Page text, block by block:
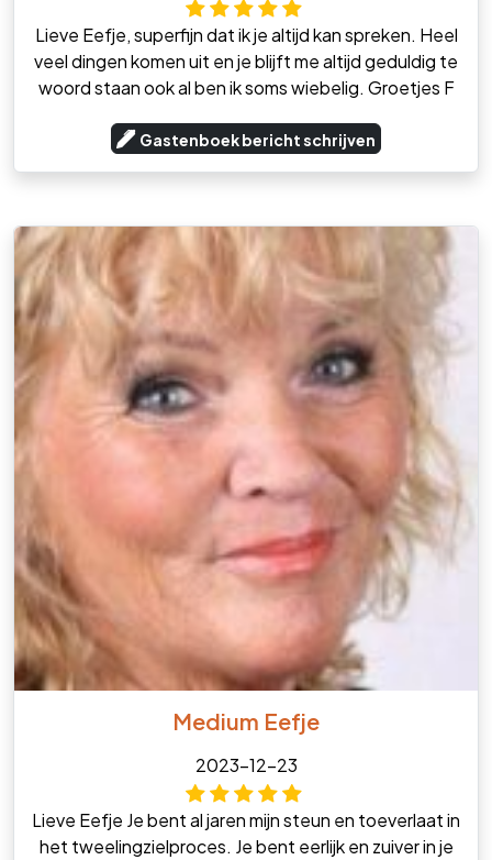
Lieve Eefje, superfijn dat ik je altijd kan spreken. Heel
veel dingen komen uit en je blijft me altijd geduldig te
woord staan ook al ben ik soms wiebelig. Groetjes F
Gastenboek bericht schrijven
Medium Eefje
2023-12-23
Lieve Eefje Je bent al jaren mijn steun en toeverlaat in
het tweelingzielproces. Je bent eerlijk en zuiver in je